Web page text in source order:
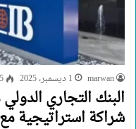
marwan 1 ديسمبر، 2025 5